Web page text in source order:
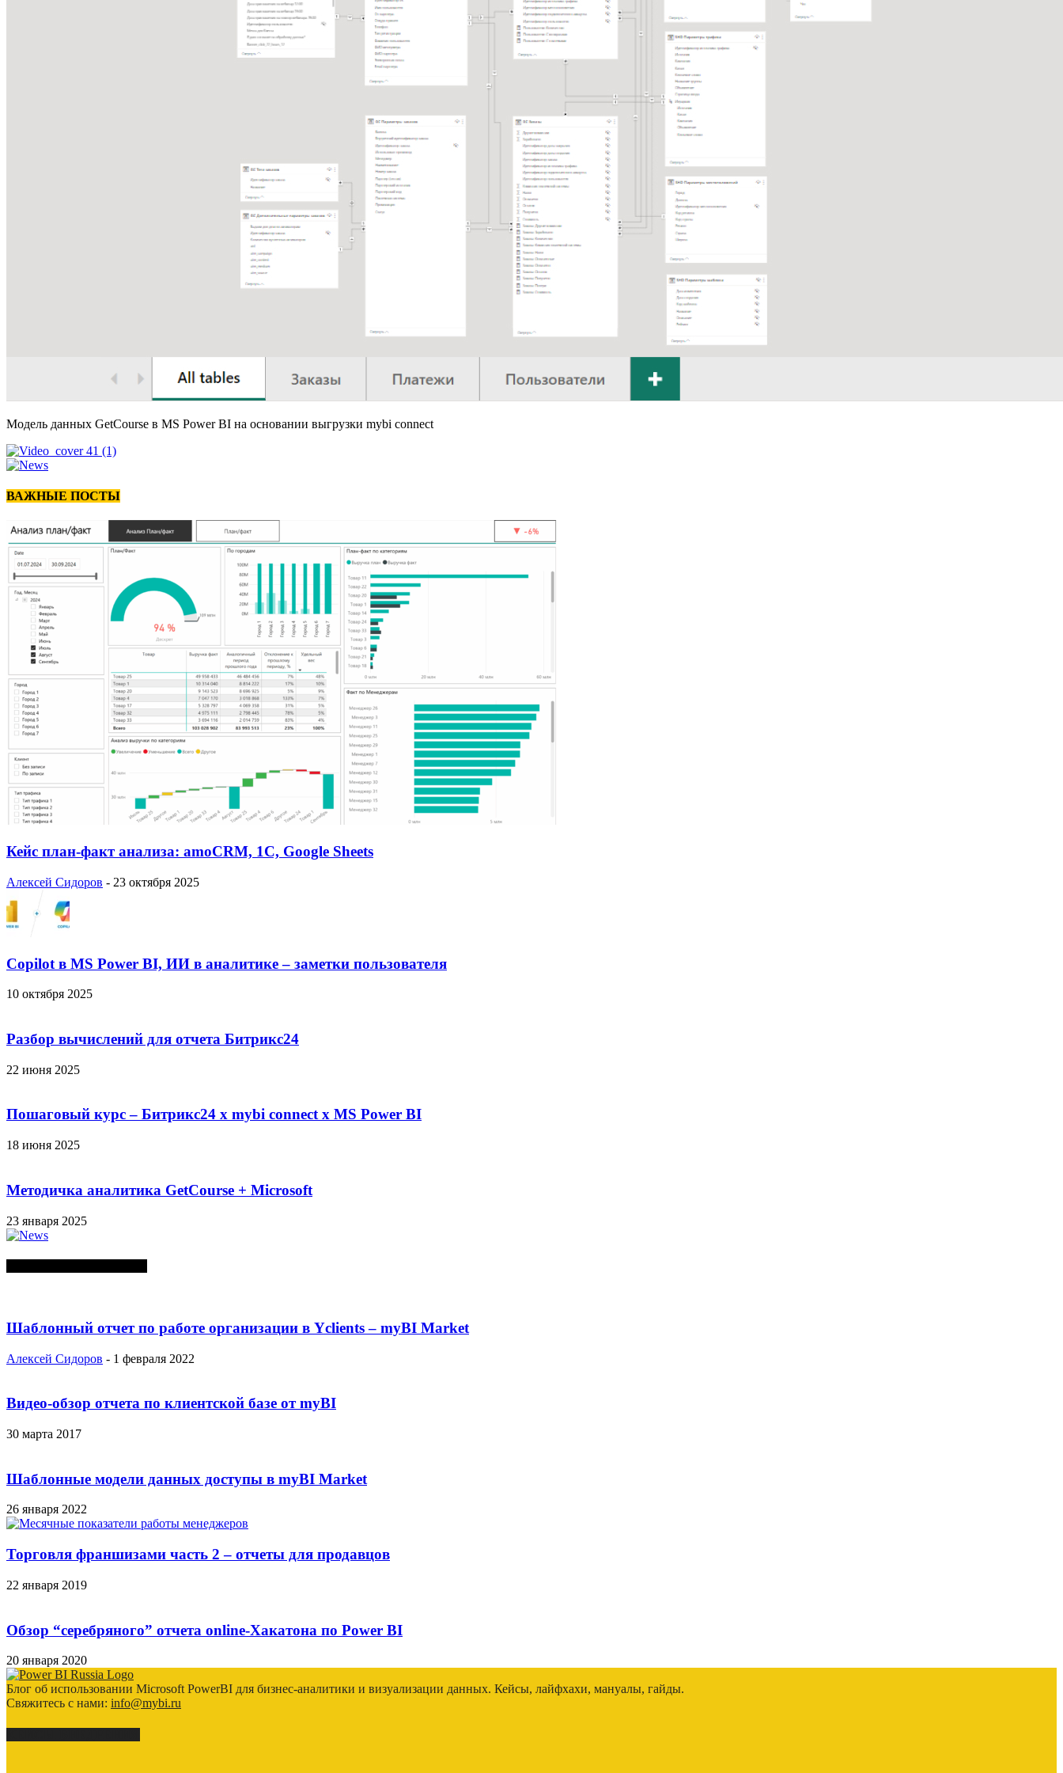
Модель данных GetCourse в MS Power BI на основании выгрузки mybi connect
ВАЖНЫЕ ПОСТЫ
Кейс план-факт анализа: amoCRM, 1C, Google Sheets
Алексей Сидоров - 23 октября 2025
Copilot в MS Power BI, ИИ в аналитике – заметки пользователя
10 октября 2025
Разбор вычислений для отчета Битрикс24
22 июня 2025
Пошаговый курс – Битрикс24 х mybi connect х MS Power BI
18 июня 2025
Методичка аналитика GetCourse + Microsoft
23 января 2025
Шаблонный отчет по работе организации в Yclients – myBI Market
Алексей Сидоров - 1 февраля 2022
Видео-обзор отчета по клиентской базе от myBI
30 марта 2017
Шаблонные модели данных доступы в myBI Market
26 января 2022
Торговля франшизами часть 2 – отчеты для продавцов
22 января 2019
Обзор “серебряного” отчета online-Хакатона по Power BI
20 января 2020
Блог об использовании Microsoft PowerBI для бизнес-аналитики и визуализации данных. Кейсы, лайфхахи, мануалы, гайды.
Свяжитесь с нами: info@mybi.ru